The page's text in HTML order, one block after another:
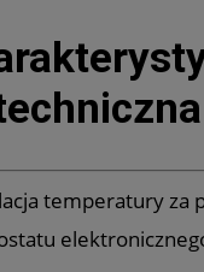
temperatury za